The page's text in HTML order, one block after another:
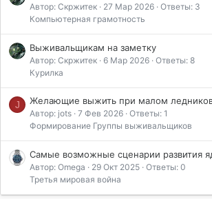
Автор: Скржитек 27 Мар 2026 Ответы: 3
Компьютерная грамотность
Выживальщикам на заметку
Автор: Скржитек 6 Мар 2026 Ответы: 8
Курилка
J Желающие выжить при малом
Автор: jots 7 Фев 2026 Ответы: 1
Формирование Группы выживальщиков
Самые возможные сценарии развития
Автор: Omega 29 Окт 2025 Ответы: 0
Третья мировая война